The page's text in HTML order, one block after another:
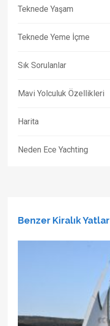
Teknede Yaşam
Teknede Yeme İçme
Sık Sorulanlar
Mavi Yolculuk Özellikleri
Harita
Neden Ece Yachting
Benzer Kiralık Yatlar